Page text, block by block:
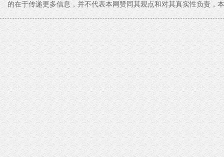
的在于传递更多信息，并不代表本网赞同其观点和对其真实性负责，
题，请联络编辑室邮箱(投稿发至邮箱)：1433740438@qq.com， 联系